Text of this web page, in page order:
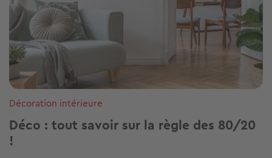
Décoration intérieure
Déco : tout savoir sur la règle des 80/20
!